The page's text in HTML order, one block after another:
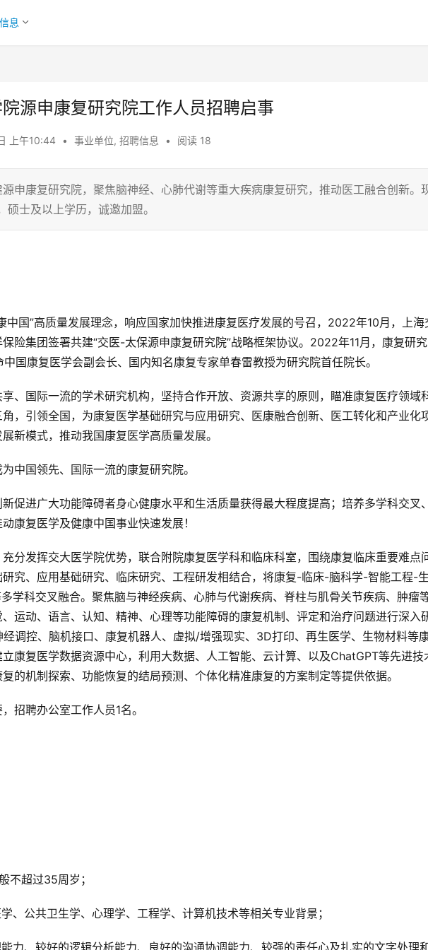
息
源申康复研究院工作人员招聘启事
上午10:44 • 事业单位, 招聘信息 • 阅读 18
申康复研究院，聚焦脑神经、心肺代谢等重大疾病康复研究，推动医工融合创新。
士及以上学历，诚邀加盟。
中国”高质量发展理念，响应国家加快推进康复医疗发展的号召，2022年10月，上海
险集团签署共建“交医-太保源申康复研究院”战略框架协议。2022年11月，康复研
国康复医学会副会长、国内知名康复专家单春雷教授为研究院首任院长。
、国际一流的学术研究机构，坚持合作开放、资源共享的原则，瞄准康复医疗领域
，引领全国，为康复医学基础研究与应用研究、医康融合创新、医工转化和产业化
新模式，推动我国康复医学高质量发展。
中国领先、国际一流的康复研究院。
促进广大功能障碍者身心健康水平和生活质量获得最大程度提高；培养多学科交叉
康复医学及健康中国事业快速发展！
分发挥交大医学院优势，联合附院康复医学科和临床科室，围绕康复临床重要难点
究、应用基础研究、临床研究、工程研发相结合，将康复-临床-脑科学-智能工程-
学科交叉融合。聚焦脑与神经疾病、心肺与代谢疾病、脊柱与肌骨关节疾病、肿瘤
运动、语言、认知、精神、心理等功能障碍的康复机制、评定和治疗问题进行深入
调控、脑机接口、康复机器人、虚拟/增强现实、3D打印、再生医学、生物材料等
康复医学数据资源中心，利用大数据、人工智能、云计算、以及ChatGPT等先进技
的机制探索、功能恢复的结局预测、个体化精准康复的方案制定等提供依据。
招聘办公室工作人员1名。
不超过35周岁；
、公共卫生学、心理学、工程学、计算机技术等相关专业背景；